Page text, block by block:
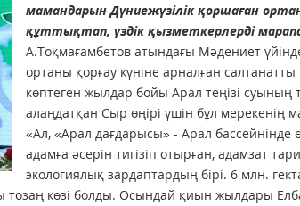
мамандарын Дүниежүзілік қоршаған
құттықтап, үздік қызметкерлерді
А.Тоқмағамбетов атындағы Мәдениет
ортаны қорғау күніне арналған салтанатты
көптеген жылдар бойы Арал теңізі суының
алаңдатқан Сыр өңірі үшін бұл мерекенің
«Ал, «Арал дағдарысы» - Арал бассейнінде
адамға әсерін тигізіп отырған, адамзат
экологиялық зардаптардың бірі. 6 млн.
көзі болды. Осындай қиын жылдары